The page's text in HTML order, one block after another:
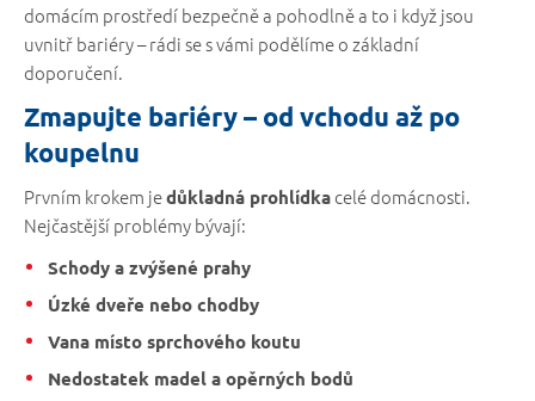
domácím prostředí bezpečně a pohodlně a to i když jsou
uvnitř bariéry – rádi se s vámi podělíme o základní
doporučení.
Zmapujte bariéry – od vchodu až po
koupelnu
Prvním krokem jedůkladná prohlídka celé domácnosti.
Nejčastější problémy bývají:
Schody a zvýšené prahy
Úzké dveře nebo chodby
Vana místo sprchového koutu
Nedostatek madel a opěrných bodů